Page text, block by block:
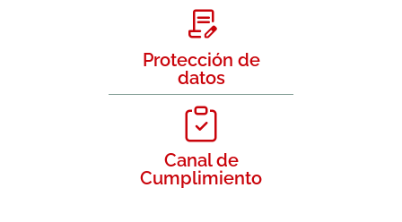
Protección de
datos
Canal de
Cumplimiento